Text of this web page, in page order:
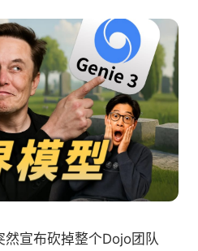
宣布砍掉整个Dojo团队